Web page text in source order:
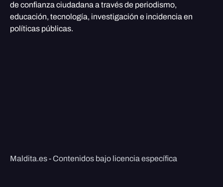
de confianza ciudadana a través de periodismo,
educación, tecnología, investigación e incidencia en
políticas públicas.
Maldita.es - Contenidos bajo licencia específica